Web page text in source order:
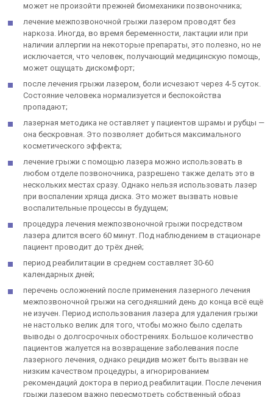
может не произойти прежней биомеханики позвоночника;
лечение межпозвоночной грыжи лазером проводят без
наркоза. Иногда, во время беременности, лактации или при
наличии аллергии на некоторые препараты, это полезно, но не
исключается, что человек, получающий медицинскую помощь,
может ощущать дискомфорт;
после лечения грыжи лазером, боли исчезают через 4-5 суток.
Состояние человека нормализуется и беспокойства
пропадают;
лазерная методика не оставляет у пациентов шрамы и рубцы —
она бескровная. Это позволяет добиться максимального
косметического эффекта;
лечение грыжи с помощью лазера можно использовать в
любом отделе позвоночника, разрешено также делать это в
нескольких местах сразу. Однако нельзя использовать лазер
при воспалении хряща диска. Это может вызвать новые
воспалительные процессы в будущем;
процедура лечения межпозвоночной грыжи посредством
лазера длится всего 60 минут. Под наблюдением в стационаре
пациент проводит до трёх дней;
период реабилитации в среднем составляет 30-60
календарных дней;
перечень осложнений после применения лазерного лечения
межпозвоночной грыжи на сегодняшний день до конца всё ещё
не изучен. Период использования лазера для удаления грыжи
не настолько велик для того, чтобы можно было сделать
выводы о долгосрочных обострениях. Большое количество
пациентов жалуется на возвращение заболевания после
лазерного лечения, однако рецидив может быть вызван не
низким качеством процедуры, а игнорированием
рекомендаций доктора в период реабилитации. После лечения
грыжи лазером важно пересмотреть собственный образ